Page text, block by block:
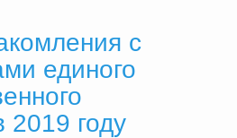
с
единого
2019 году